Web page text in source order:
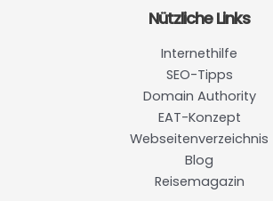
Nützliche Links
Internethilfe
SEO-Tipps
Domain Authority
EAT-Konzept
Webseitenverzeichnis
Blog
Reisemagazin